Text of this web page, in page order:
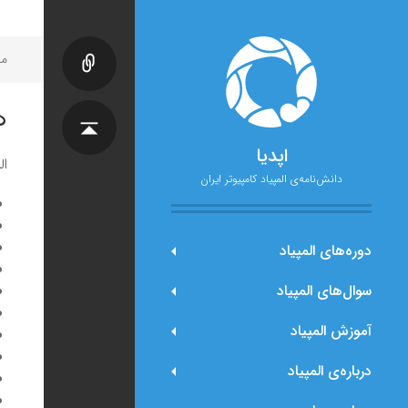
اپدیا
دانش‌نامه‌ی المپیاد کامپیوتر ایران
دوره‌های المپیاد
سوال‌های المپیاد
آموزش المپیاد
درباره‌ی المپیاد